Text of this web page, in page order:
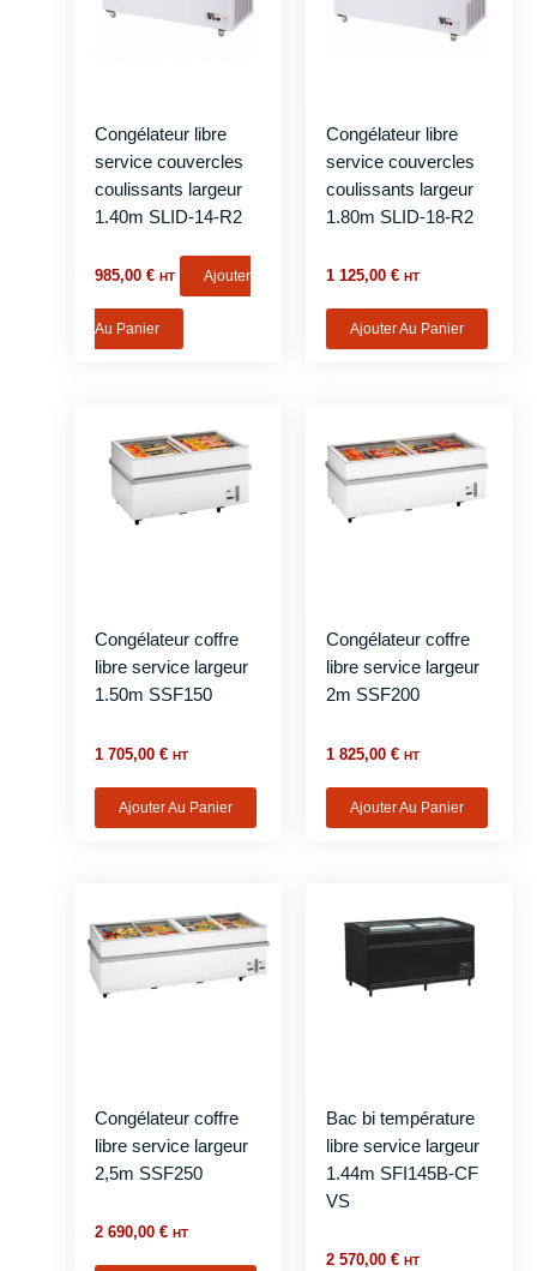
Congélateur libre
service couvercles
coulissants largeur
1.40m SLID-14-R2
985,00 € HT Ajouter
Au Panier
Congélateur libre
service couvercles
coulissants largeur
1.80m SLID-18-R2
1 125,00 € HT
Ajouter Au Panier
Congélateur coffre
libre service largeur
1.50m SSF150
1 705,00 € HT
Ajouter Au Panier
Congélateur coffre
libre service largeur
2m SSF200
1 825,00 € HT
Ajouter Au Panier
Congélateur coffre
libre service largeur
2,5m SSF250
2 690,00 € HT
Bac bi température
libre service largeur
1.44m SFI145B-CF
VS
2 570,00 € HT